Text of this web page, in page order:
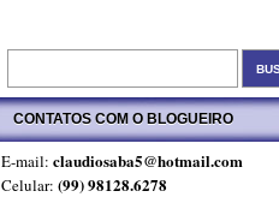
CONTATOS COM O BLOGUEIRO
E-mail: claudiosaba5@hotmail.com
Celular: (99) 98128.6278